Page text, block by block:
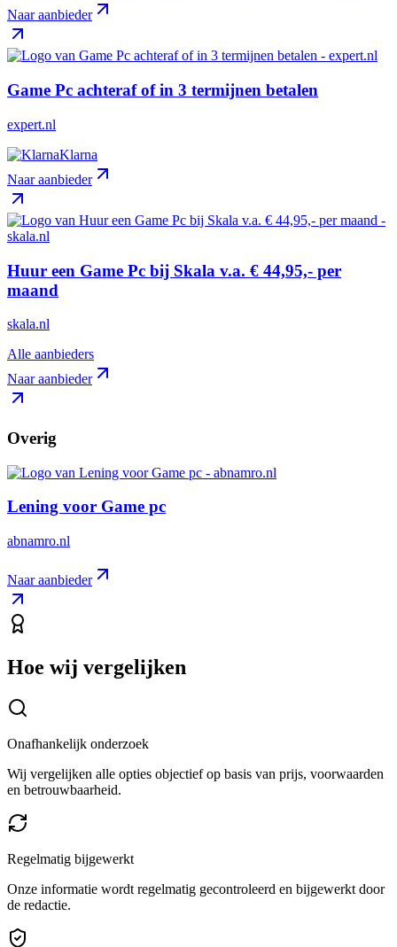
Naar aanbieder
Game Pc achteraf of in 3 termijnen betalen
expert.nl
Klarna
Naar aanbieder
Huur een Game Pc bij Skala v.a. € 44,95,- per
maand
skala.nl
Alle aanbieders
Naar aanbieder
Overig
Lening voor Game pc
abnamro.nl
Naar aanbieder
Hoe wij vergelijken
Onafhankelijk onderzoek
Wij vergelijken alle opties objectief op basis van prijs, voorwaarden
en betrouwbaarheid.
Regelmatig bijgewerkt
Onze informatie wordt regelmatig gecontroleerd en bijgewerkt door
de redactie.